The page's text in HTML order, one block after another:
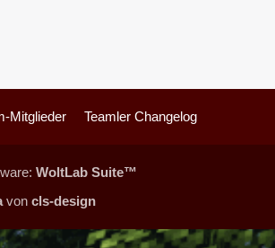
Mitglieder Teamler Changelog
WoltLab Suite™
von cls-design